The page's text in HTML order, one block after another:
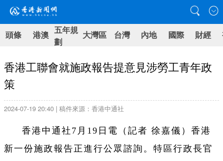
頭條 港澳 五年規
劃
大灣區 台灣 內地 國際 財經
香港工聯會就施政報告提意見涉勞工青年政
策
2024-07-19 20:40 | 稿件來源：香港中通社
香港中通社7月19日電（記者 徐嘉儀）香港
新一份施政報告正進行公眾諮詢。特區行政長官